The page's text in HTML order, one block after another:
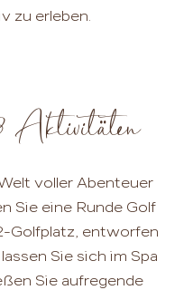
zu erleben.
voller Abenteuer
Sie eine Runde Golf
Golfplatz, entworfen
Sie sich im Spa
Sie aufregende